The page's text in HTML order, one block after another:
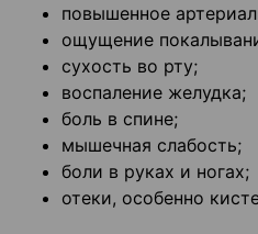
повышенное
ощущение
сухость во рту;
воспаление желудка;
боль в спине;
мышечная слабость;
боли в руках и ногах;
отеки, особенно